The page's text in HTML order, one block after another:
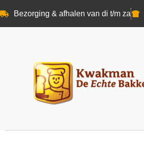
Bezorging & afhalen van di t/m za